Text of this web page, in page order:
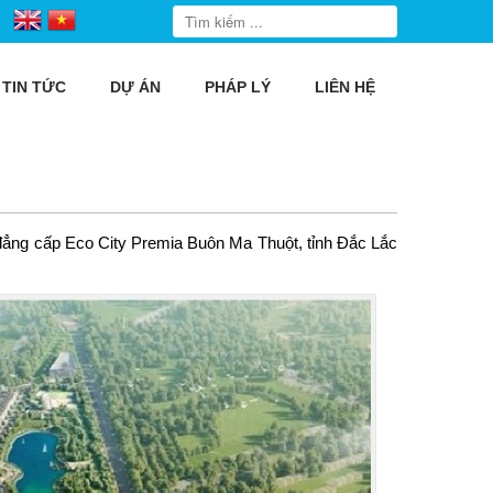
TIN TỨC DỰ ÁN PHÁP LÝ LIÊN HỆ
cấp Eco City Premia Buôn Ma Thuột, tỉnh Đắc Lắc